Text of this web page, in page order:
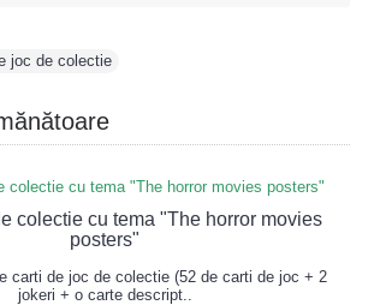
joc de colectie
colectie cu tema "The horror movies
posters"
carti de joc de colectie (52 de carti de joc + 2
jokeri + o carte descript..